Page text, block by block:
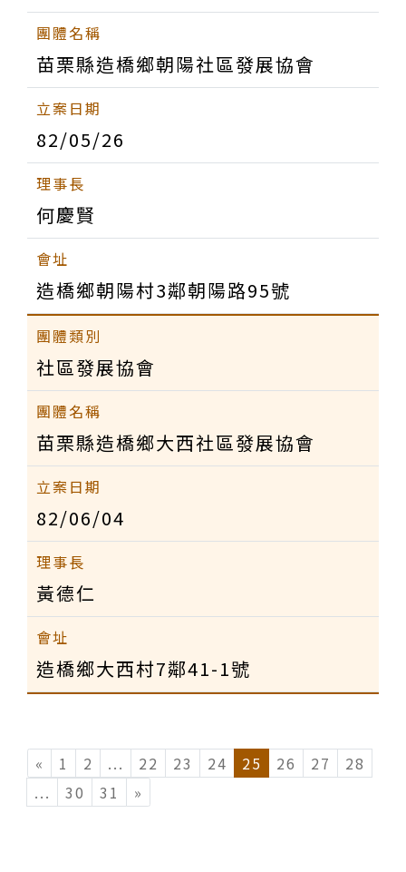
苗栗縣造橋鄉朝陽社區發展協會
82/05/26
何慶賢
造橋鄉朝陽村3鄰朝陽路95號
社區發展協會
苗栗縣造橋鄉大西社區發展協會
82/06/04
黃德仁
造橋鄉大西村7鄰41-1號
« 1 2 ... (current)
22 23 24 25 26 27
28
...
(current)
30 31 »